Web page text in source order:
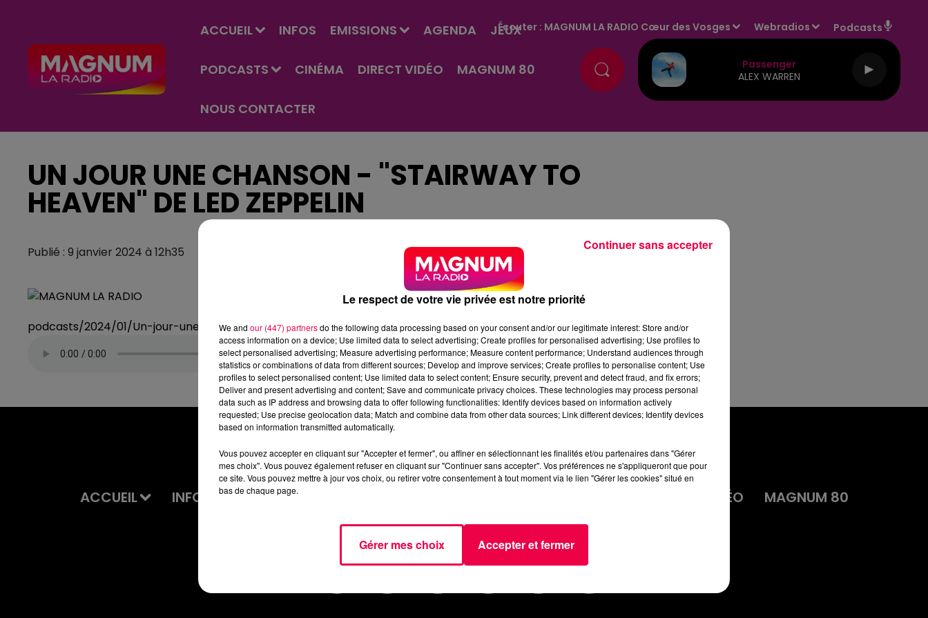
ACCUEIL INFOS EMISSIONS AGENDA JEUX
PODCASTS CINÉMA DIRECT VIDÉO MAGNUM 80
NOUS CONTACTER
Écouter : MAGNUM LA RADIO Cœur des Vosges Webradios Podcasts
Passenger
ALEX WARREN
UN JOUR UNE CHANSON - "STAIRWAY TO
HEAVEN" DE LED ZEPPELIN
Publié : 9 janvier 2024 à 12h35
podcasts/2024/01/Un-jour-une-chanson-du-mardi-09-janvier.mp3
ACCUEIL INFOS EMISSIONS DIRECT VIDÉO
MAGNUM 80
NOUS CONTACTER
Le respect de votre vie privée est notre priorité
We and our (447) partnersdo the following data processing based on your consent and/or our legitimate interest: Store and/or
access information on a device; Use limited data to select advertising; Create profiles for personalised advertising; Use profiles to
select personalised advertising; Measure advertising performance; Measure content performance; Understand audiences through
statistics or combinations of data from different sources; Develop and improve services; Create profiles to personalise content; Use
profiles to select personalised content; Use limited data to select content; Ensure security, prevent and detect fraud, and fix errors;
Deliver and present advertising and content; Save and communicate privacy choices. These technologies may process personal
data such as IP address and browsing data to offer following functionalities: Identify devices based on information actively
requested; Use precise geolocation data; Match and combine data from other data sources; Link different devices; Identify devices
based on information transmitted automatically.
Vous pouvez accepter en cliquant sur "Accepter et fermer", ou affiner en sélectionnant les finalités et/ou partenaires dans "Gérer
mes choix". Vous pouvez également refuser en cliquant sur "Continuer sans accepter". Vos préférences ne s'appliqueront que pour
ce site. Vous pouvez mettre à jour vos choix, ou retirer votre consentement à tout moment via le lien "Gérer les cookies" situé en
bas de chaque page.
Gérer mes choix Accepter et fermer
Continuer sans accepter